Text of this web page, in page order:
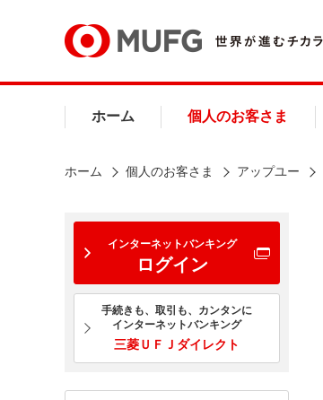
ホーム 個人のお客さま
ホーム 個人のお客さま アップユー
インターネットバンキング
ログイン
手続きも、取引も、カンタンに
インターネットバンキング
三菱ＵＦＪダイレクト